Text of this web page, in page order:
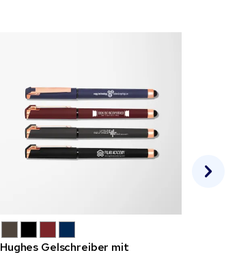
Hughes Gelschreiber mit